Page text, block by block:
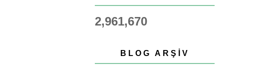
2,961,670
BLOG ARŞIV